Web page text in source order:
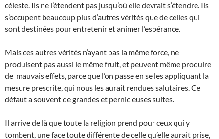
céleste. Ils ne l’étendent pas jusqu’où elle devrait s’étendre. Ils
s’occupent beaucoup plus d’autres vérités que de celles qui
sont destinées pour entretenir et animer l’espérance.
Mais ces autres vérités n’ayant pas la même force, ne
produisent pas aussi le même fruit, et peuvent même produire
de mauvais effets, parce que l’on passe en se les appliquant la
mesure prescrite, qui nous les aurait rendues salutaires. Ce
défaut a souvent de grandes et pernicieuses suites.
Il arrive de là que toute la religion prend pour ceux qui y
tombent, une face toute différente de celle qu’elle aurait prise,